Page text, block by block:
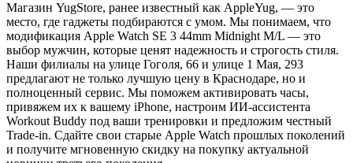
Магазин YugStore, ранее известный как AppleYug, — это
место, где гаджеты подбираются с умом. Мы понимаем, что
модификация Apple Watch SE 3 44mm Midnight M/L — это
выбор мужчин, которые ценят надежность и строгость стиля.
Наши филиалы на улице Гоголя, 66 и улице 1 Мая, 293
предлагают не только лучшую цену в Краснодаре, но и
полноценный сервис. Мы поможем активировать часы,
привяжем их к вашему iPhone, настроим ИИ-ассистента
Workout Buddy под ваши тренировки и предложим честный
Trade-in. Сдайте свои старые Apple Watch прошлых поколений
и получите мгновенную скидку на покупку актуальной